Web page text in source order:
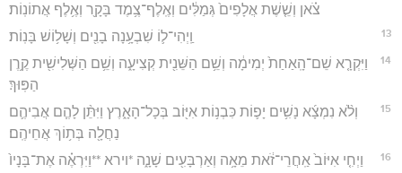
צֹ֗אן וְשֵׁ֤שֶׁת אֲלָפִים֙ גְּמַלִּ֔ים וְאֶֽלֶף־צֶ֥מֶד בָּקָ֖ר וְאֶ֥לֶף אֲתוֹנֽוֹת׃
13 וַֽיְהִי־ל֛וֹ שִׁבְעָ֥נָה בָנִ֖ים וְשָׁל֥וֹשׁ בָּנֽוֹת׃
14
וַיִּקְרָ֤א שֵׁם־הָֽאַחַת֙ יְמִימָ֔ה וְשֵׁ֥ם הַשֵּׁנִ֖ית קְצִיעָ֑ה וְשֵׁ֥ם הַשְּׁלִישִׁ֖ית קֶ֥רֶן
הַפּֽוּךְ׃
15
וְלֹ֨א נִמְצָ֜א נָשִׁ֥ים יָפ֛וֹת כִּבְנ֥וֹת אִיּ֖וֹב בְּכָל־הָאָ֑רֶץ וַיִּתֵּ֨ן לָהֶ֧ם אֲבִיהֶ֛ם
נַחֲלָ֖ה בְּת֥וֹךְ אֲחֵיהֶֽם׃
16
וַיְחִ֤י אִיּוֹב֙ אַֽחֲרֵי־זֹ֔את מֵאָ֥ה וְאַרְבָּעִ֖ים שָׁנָ֑ה *וירא **וַיִּרְאֶ֗ה אֶת־בָּנָיו֙